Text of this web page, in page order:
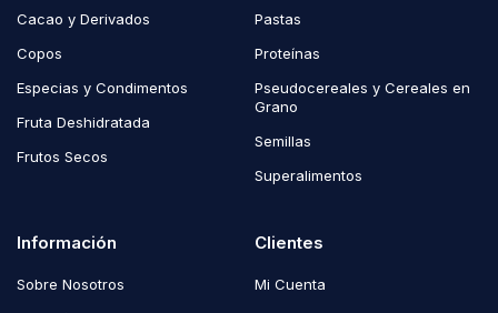
Cacao y Derivados
Copos
Especias y Condimentos
Fruta Deshidratada
Frutos Secos
Pastas
Proteínas
Pseudocereales y Cereales en
Grano
Semillas
Superalimentos
Información
Sobre Nosotros
Clientes
Mi Cuenta